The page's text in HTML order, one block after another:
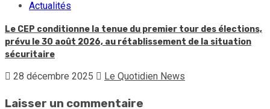
Actualités
Le CEP conditionne la tenue du premier tour des élections,
prévu le 30 août 2026, au rétablissement de la situation
sécuritaire
28 décembre 2025 Le Quotidien News
Laisser un commentaire